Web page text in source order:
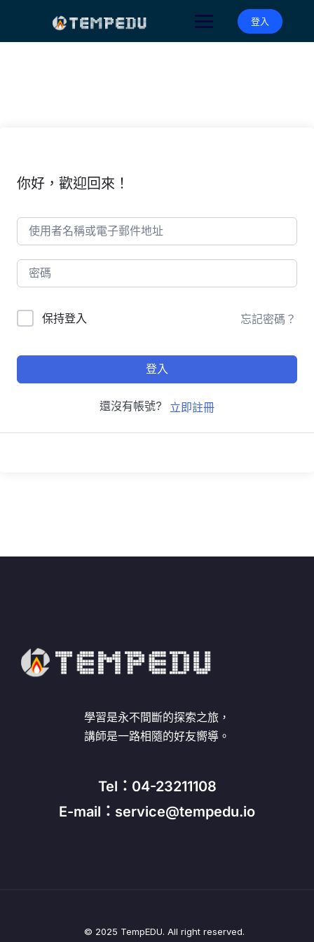
登入
你好，歡迎回來！
保持登入 忘記密碼？
登入
還沒有帳號? 立即註冊
學習是永不間斷的探索之旅，
講師是一路相隨的好友嚮導。
Tel：04-23211108
E-mail：service@tempedu.io
© 2025 TempEDU. All right reserved.